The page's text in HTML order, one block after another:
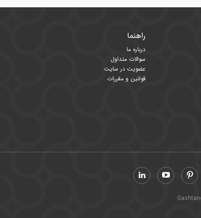
راهنما
درباره ما
سوالات متداول
عضویت در سایت
قوانین و مقررات